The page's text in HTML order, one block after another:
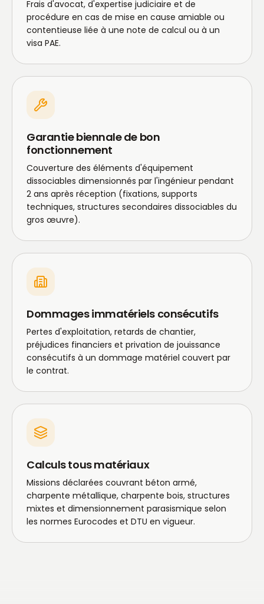
Frais d'avocat, d'expertise judiciaire et de
procédure en cas de mise en cause amiable ou
contentieuse liée à une note de calcul ou à un
visa PAE.
Garantie biennale de bon
fonctionnement
Couverture des éléments d'équipement
dissociables dimensionnés par l'ingénieur pendant
2 ans après réception (fixations, supports
techniques, structures secondaires dissociables du
gros œuvre).
Dommages immatériels consécutifs
Pertes d'exploitation, retards de chantier,
préjudices financiers et privation de jouissance
consécutifs à un dommage matériel couvert par
le contrat.
Calculs tous matériaux
Missions déclarées couvrant béton armé,
charpente métallique, charpente bois, structures
mixtes et dimensionnement parasismique selon
les normes Eurocodes et DTU en vigueur.